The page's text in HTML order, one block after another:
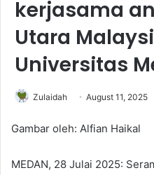
kerjasama
Utara
Universitas
Zulaidah August 11, 2025
Gambar oleh: Alfian Haikal
MEDAN, 28 Julai 2025: